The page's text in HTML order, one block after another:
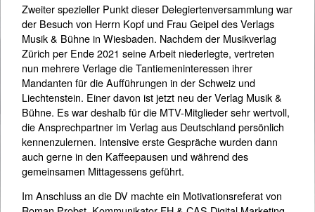
Zweiter spezieller Punkt dieser Delegiertenversammlung war
der Besuch von Herrn Kopf und Frau Geipel des Verlags
Musik & Bühne in Wiesbaden. Nachdem der Musikverlag
Zürich per Ende 2021 seine Arbeit niederlegte, vertreten
nun mehrere Verlage die Tantiemeninteressen ihrer
Mandanten für die Aufführungen in der Schweiz und
Liechtenstein. Einer davon ist jetzt neu der Verlag Musik &
Bühne. Es war deshalb für die MTV-Mitglieder sehr wertvoll,
die Ansprechpartner im Verlag aus Deutschland persönlich
kennenzulernen. Intensive erste Gespräche wurden dann
auch gerne in den Kaffeepausen und während des
gemeinsamen Mittagessens geführt.
Im Anschluss an die DV machte ein Motivationsreferat von